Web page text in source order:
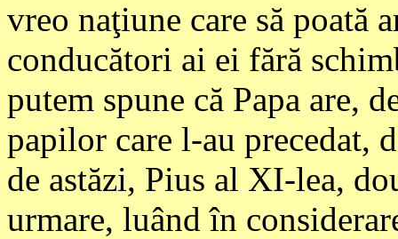
vreo naţiune care să poată
conducători ai ei fără
putem spune că Papa are,
papilor care l-au precedat,
de astăzi, Pius al XI-lea,
urmare, luând în